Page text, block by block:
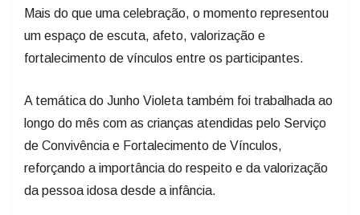
Mais do que uma celebração, o momento representou
um espaço de escuta, afeto, valorização e
fortalecimento de vínculos entre os participantes.
A temática do Junho Violeta também foi trabalhada ao
longo do mês com as crianças atendidas pelo Serviço
de Convivência e Fortalecimento de Vínculos,
reforçando a importância do respeito e da valorização
da pessoa idosa desde a infância.